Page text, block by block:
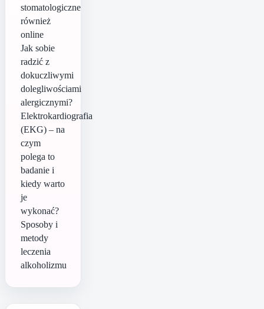
stomatologiczne
również
online
Jak sobie
radzić z
dokuczliwymi
dolegliwościami
alergicznymi?
Elektrokardiografia
(EKG) – na
czym
polega to
badanie i
kiedy warto
je
wykonać?
Sposoby i
metody
leczenia
alkoholizmu